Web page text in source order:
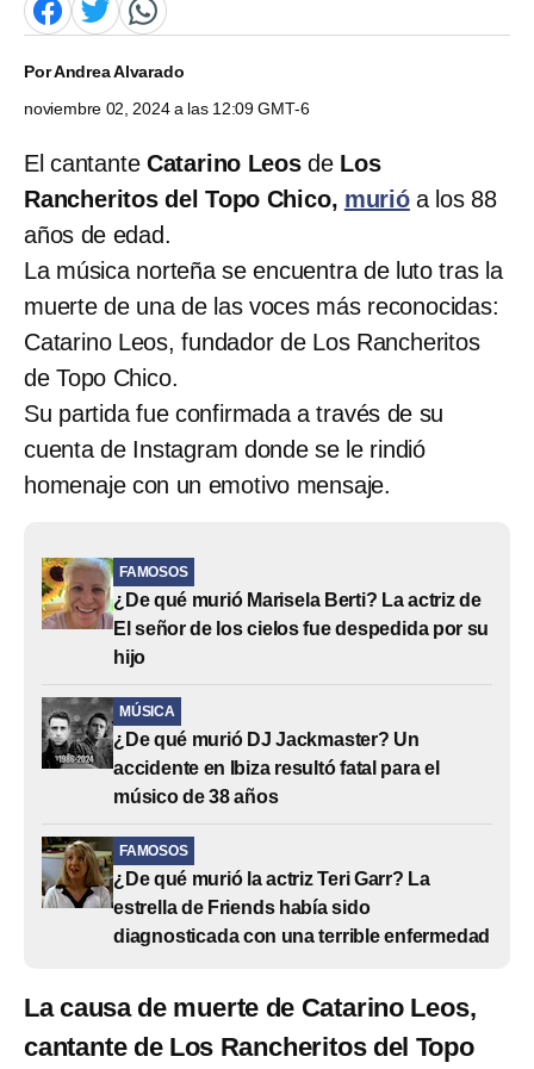
PorAndrea Alvarado
noviembre 02, 2024 a las 12:09 GMT-6
El cantante Catarino Leosde Los
Rancheritos del Topo Chico, murióa los 88
años de edad.
La música norteña se encuentra de luto tras la
muerte de una de las voces más reconocidas:
Catarino Leos, fundador de Los Rancheritos
de Topo Chico.
Su partida fue confirmada a través de su
cuenta de Instagram donde se le rindió
homenaje con un emotivo mensaje.
FAMOSOS
¿De qué murió Marisela Berti? La actriz de
El señor de los cielos fue despedida por su
hijo
MÚSICA
¿De qué murió DJ Jackmaster? Un
accidente en Ibiza resultó fatal para el
músico de 38 años
FAMOSOS
¿De qué murió la actriz Teri Garr? La
estrella de Friends había sido
diagnosticada con una terrible enfermedad
La causa de muerte de Catarino Leos,
cantante de Los Rancheritos del Topo